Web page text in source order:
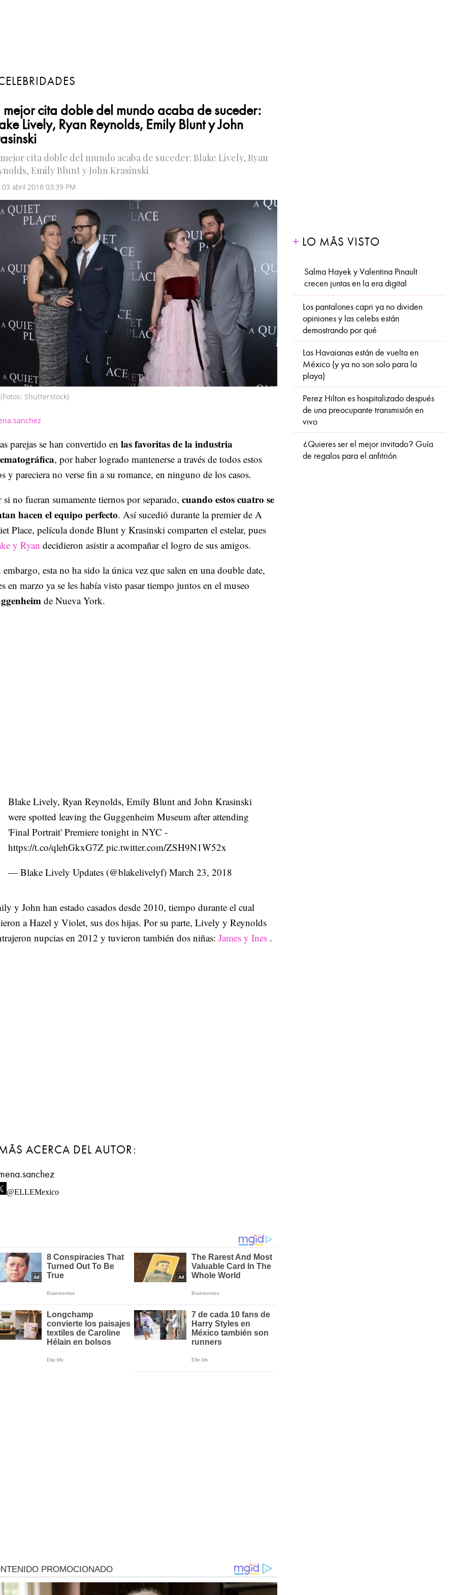
mejor cita doble del mundo acaba de suceder:
Lively, Ryan Reynolds, Emily Blunt y John
cita doble del mundo acaba de suceder: Blake Lively, Ryan
Emily Blunt y John Krasinski
03 abril 2018 03:39 PM
(Fotos: Shutterstock)
parejas se han convertido en las favoritas de la industria
, por haber logrado mantenerse a través de todos estos
y pareciera no verse fin a su romance, en ninguno de los casos.
si no fueran sumamente tiernos por separado, cuando estos cuatro se
hacen el equipo perfecto. Así sucedió durante la premier de A
Place, película donde Blunt y Krasinski comparten el estelar, pues
y Ryan decidieron asistir a acompañar el logro de sus amigos.
embargo, esta no ha sido la única vez que salen en una double date,
en marzo ya se les había visto pasar tiempo juntos en el museo
de Nueva York.
Blake Lively, Ryan Reynolds, Emily Blunt and John Krasinski
were spotted leaving the Guggenheim Museum after attending
'Final Portrait' Premiere tonight in NYC -
https://t.co/qlehGkxG7Z pic.twitter.com/ZSH9N1W52x
— Blake Lively Updates (@blakelivelyf) March 23, 2018
y John han estado casados desde 2010, tiempo durante el cual
a Hazel y Violet, sus dos hijas. Por su parte, Lively y Reynolds
nupcias en 2012 y tuvieron también dos niñas: James y Ines .
ACERCA DEL AUTOR:
@ELLEMexico
LO MÁS VISTO
Salma Hayek y Valentina Pinault
crecen juntas en la era digital
Los pantalones capri ya no dividen
opiniones y las celebs están
demostrando por qué
Las Havaianas están de vuelta en
México (y ya no son solo para la
playa)
Perez Hilton es hospitalizado después
de una preocupante transmisión en
vivo
¿Quieres ser el mejor invitado? Guía
de regalos para el anfitrión